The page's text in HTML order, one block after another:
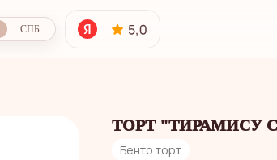
ТОРТ "ТИРАМИСУ
Бенто торт
СПБ